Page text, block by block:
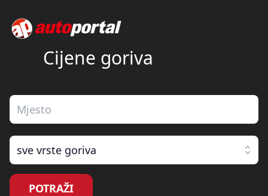
Cijene goriva
sve vrste goriva
POTRAŽI